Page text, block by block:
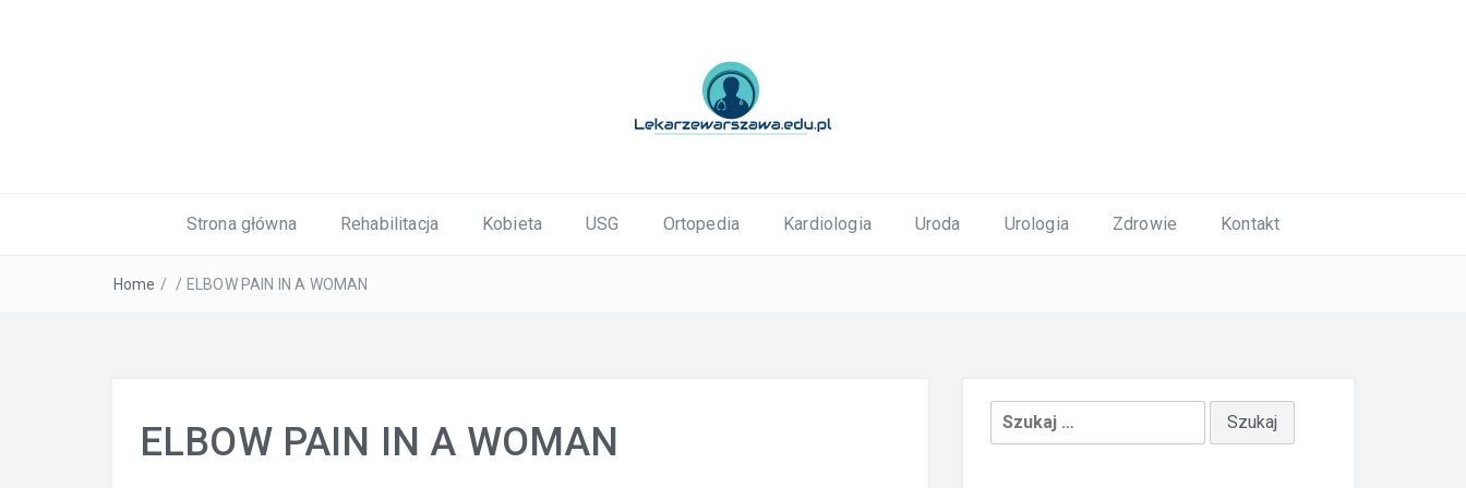
Strona główna Rehabilitacja Kobieta USG Ortopedia Kardiologia Uroda Urologia Zdrowie Kontakt
Home / / ELBOW PAIN IN A WOMAN
ELBOW PAIN IN A WOMAN
Szukaj: